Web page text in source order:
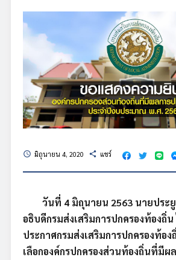
schedule มิถุนายน 4, 2020 share แชร์
วันที่ 4 มิถุนายน 2563 นายประ
อธิบดีกรมส่งเสริมการปกครองท้องถิ่
ประกาศกรมส่งเสริมการปกครองท้อง
เลือกองค์กรปกครองส่วนท้องถิ่นที่มี